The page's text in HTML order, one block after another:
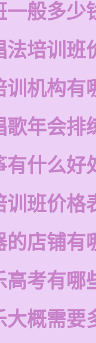
一般多少
法培训班
训机构有
歌年会排
有什么好
训班价格
的店铺有
高考有哪
大概需要